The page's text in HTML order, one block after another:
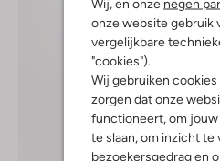
Wij, en onze negen
onze website gebruik
vergelijkbare
"cookies").
Wij gebruiken
zorgen dat onze
functioneert, om
te slaan, om inzicht te
bezoekersgedrag en